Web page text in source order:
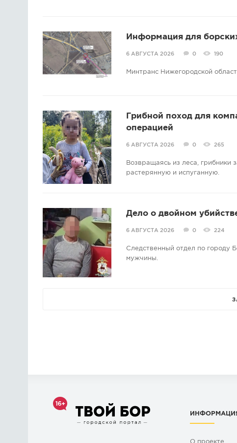
Информация для
6 АВГУСТА 2026 0 190
Минтранс Нижегородской
Грибной поход для
операцией
6 АВГУСТА 2026 0 265
Возвращаясь из леса, грибники
растерянную и испуганную.
Дело о двойном
6 АВГУСТА 2026 0 224
Следственный отдел по городу
мужчины.
О проекте